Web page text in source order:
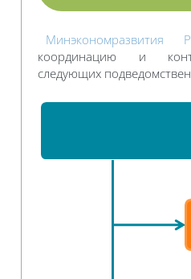
Минэкономразвития
координацию и
следующих